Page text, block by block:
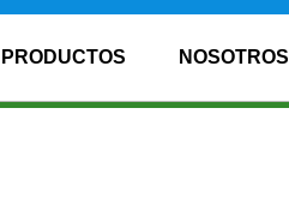
PRODUCTOS NOSOTROS